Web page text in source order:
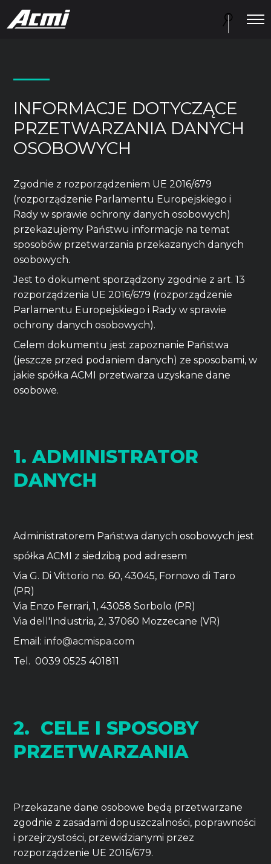
INFORMACJE DOTYCZĄCE
PRZETWARZANIA DANYCH
OSOBOWYCH
Zgodnie z rozporządzeniem UE 2016/679
(rozporządzenie Parlamentu Europejskiego i
Rady w sprawie ochrony danych osobowych)
przekazujemy Państwu informacje na temat
sposobów przetwarzania przekazanych danych
osobowych.
Jest to dokument sporządzony zgodnie z art. 13
rozporządzenia UE 2016/679 (rozporządzenie
Parlamentu Europejskiego i Rady w sprawie
ochrony danych osobowych).
Celem dokumentu jest zapoznanie Państwa
(jeszcze przed podaniem danych) ze sposobami, w
jakie spółka ACMI przetwarza uzyskane dane
osobowe.
1. ADMINISTRATOR
DANYCH
Administratorem Państwa danych osobowych jest
spółka ACMI z siedzibą pod adresem
Via G. Di Vittorio no. 60, 43045, Fornovo di Taro
(PR)
Via Enzo Ferrari, 1, 43058 Sorbolo (PR)
Via dell'Industria, 2, 37060 Mozzecane (VR)
Email:info@acmispa.com
Tel. 0039 0525 401811
2. CELE I SPOSOBY
PRZETWARZANIA
Przekazane dane osobowe będą przetwarzane
zgodnie z zasadami dopuszczalności, poprawności
i przejrzystości, przewidzianymi przez
rozporządzenie UE 2016/679.